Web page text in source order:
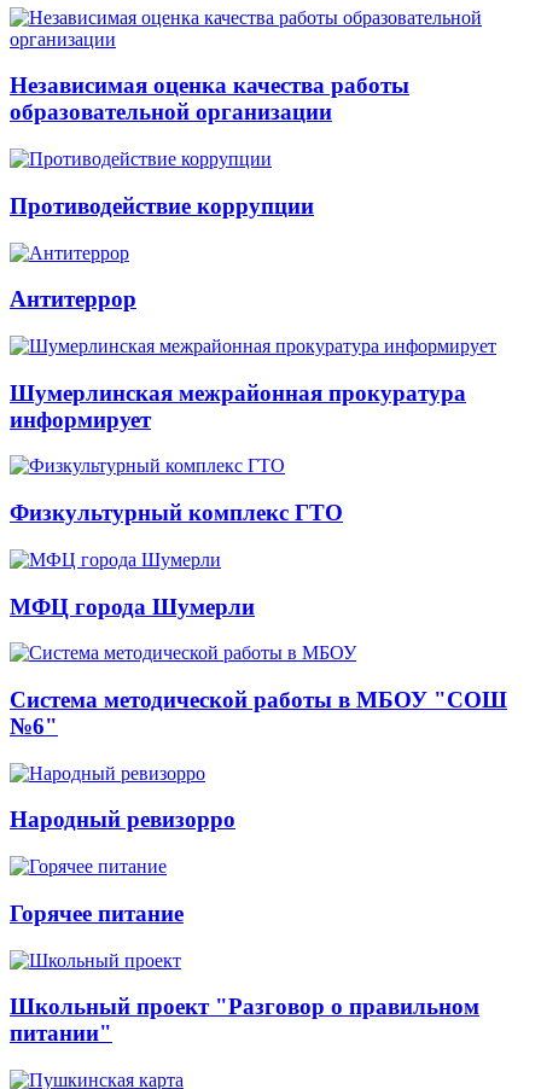
Независимая оценка качества работы
образовательной организации
Противодействие коррупции
Антитеррор
Шумерлинская межрайонная прокуратура
информирует
Физкультурный комплекс ГТО
МФЦ города Шумерли
Система методической работы в МБОУ "СОШ
№6"
Народный ревизорро
Горячее питание
Школьный проект "Разговор о правильном
питании"